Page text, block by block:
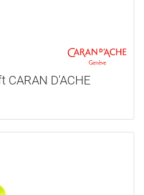
D'ACHE